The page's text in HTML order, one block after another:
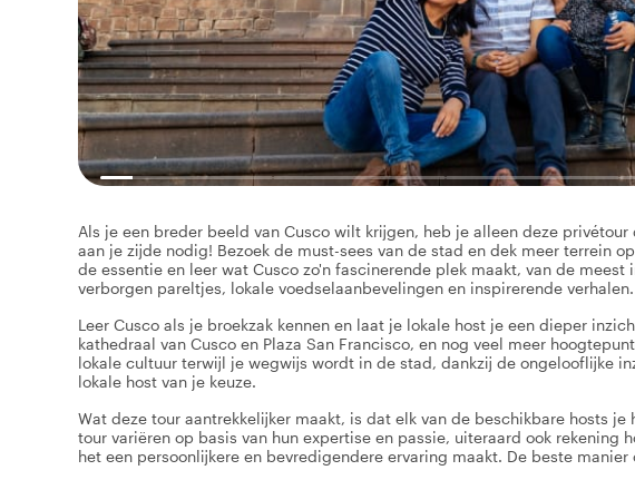
Als je een breder beeld van Cusco wilt krijgen, heb je alleen deze
aan je zijde nodig! Bezoek de must-sees van de stad en dek meer terrein
de essentie en leer wat Cusco zo'n fascinerende plek maakt, van de
verborgen pareltjes, lokale voedselaanbevelingen en inspirerende verhalen.
Leer Cusco als je broekzak kennen en laat je lokale host je een dieper
kathedraal van Cusco en Plaza San Francisco, en nog veel meer
lokale cultuur terwijl je wegwijs wordt in de stad, dankzij de ongelooflijke
lokale host van je keuze.
Wat deze tour aantrekkelijker maakt, is dat elk van de beschikbare hosts
tour variëren op basis van hun expertise en passie, uiteraard ook rekening
het een persoonlijkere en bevredigendere ervaring maakt. De beste